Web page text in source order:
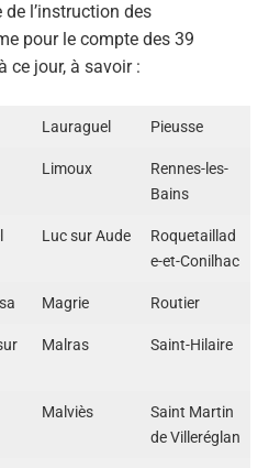
de l’instruction des
pour le compte des 39
ce jour, à savoir :
Lauraguel Pieusse
Limoux
Rennes-les-
Bains
Luc sur Aude
Roquetaillad
e-et-Conilhac
Magrie Routier
Malras Saint-Hilaire
Malviès
Saint Martin
de Villeréglan